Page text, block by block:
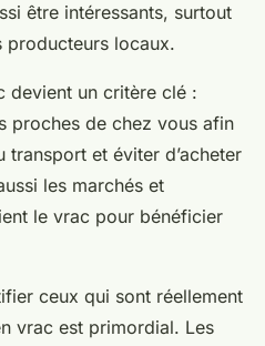
être intéressants, surtout
producteurs locaux.
devient un critère clé :
proches de chez vous afin
et éviter d’acheter
les marchés et
le vrac pour bénéficier
ceux qui sont réellement
vrac est primordial. Les